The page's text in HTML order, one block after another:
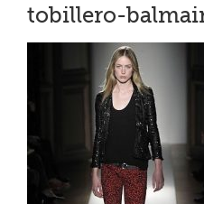
tobillero-